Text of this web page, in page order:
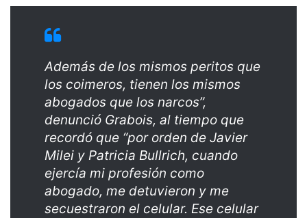
Además de los mismos peritos que
los coimeros, tienen los mismos
abogados que los narcos”,
denunció Grabois, al tiempo que
recordó que “por orden de Javier
Milei y Patricia Bullrich, cuando
ejercía mi profesión como
abogado, me detuvieron y me
secuestraron el celular. Ese celular